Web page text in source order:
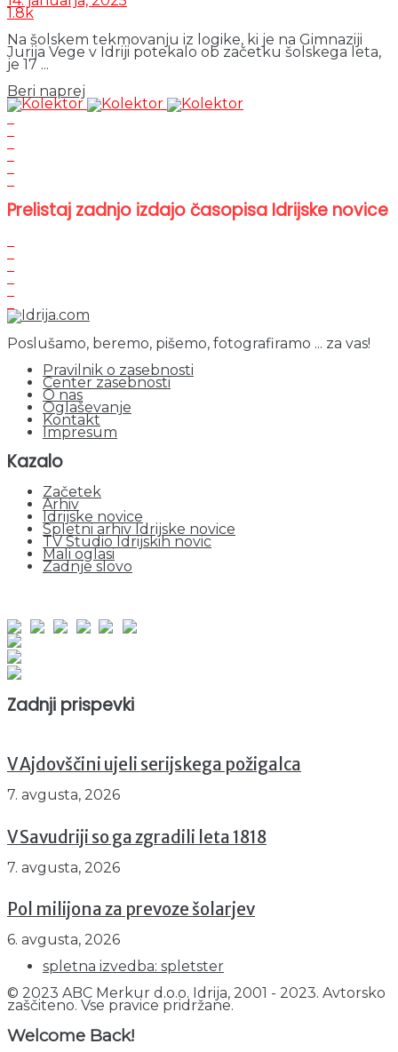
1.8k
Na šolskem tekmovanju iz logike, ki je na Gimnaziji
Jurija Vege v Idriji potekalo ob začetku šolskega leta,
je 17 ...
Beri naprej
Prelistaj zadnjo izdajo časopisa Idrijske novice
Poslušamo, beremo, pišemo, fotografiramo ... za vas!
Pravilnik o zasebnosti
Center zasebnosti
O nas
Oglaševanje
Kontakt
Impresum
Kazalo
Začetek
Arhiv
Idrijske novice
Spletni arhiv Idrijske novice
TV Studio Idrijskih novic
Mali oglasi
Zadnje slovo
Zadnji prispevki
V Ajdovščini ujeli serijskega požigalca
7. avgusta, 2026
V Savudriji so ga zgradili leta 1818
7. avgusta, 2026
Pol milijona za prevoze šolarjev
6. avgusta, 2026
spletna izvedba: spletster
© 2023 ABC Merkur d.o.o. Idrija, 2001 - 2023. Avtorsko
zaščiteno. Vse pravice pridržane.
Welcome Back!